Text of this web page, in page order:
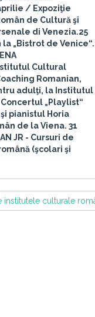
/ Expoziţie
de Cultură şi
di Venezia.25
„Bistrot de Venice“.
Cultural
Romanian,
adulţi, la Institutul
„Playlist“
pianistul Horia
de la Viena. 31
JR - Cursuri de
(şcolari şi
culturale